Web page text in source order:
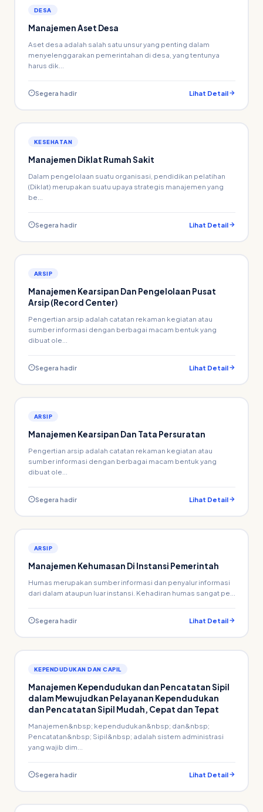
DESA
Manajemen Aset Desa
Aset desa adalah salah satu unsur yang penting dalam
menyelenggarakan pemerintahan di desa, yang tentunya
harus dik...
Segera hadir Lihat Detail
KESEHATAN
Manajemen Diklat Rumah Sakit
Dalam pengelolaan suatu organisasi, pendidikan pelatihan
(Diklat) merupakan suatu upaya strategis manajemen yang
be...
Segera hadir Lihat Detail
ARSIP
Manajemen Kearsipan Dan Pengelolaan Pusat
Arsip (Record Center)
Pengertian arsip adalah catatan rekaman kegiatan atau
sumber informasi dengan berbagai macam bentuk yang
dibuat ole...
Segera hadir Lihat Detail
ARSIP
Manajemen Kearsipan Dan Tata Persuratan
Pengertian arsip adalah catatan rekaman kegiatan atau
sumber informasi dengan berbagai macam bentuk yang
dibuat ole...
Segera hadir Lihat Detail
ARSIP
Manajemen Kehumasan Di Instansi Pemerintah
Humas merupakan sumber informasi dan penyalur informasi
dari dalam ataupun luar instansi. Kehadiran humas sangat pe...
Segera hadir Lihat Detail
KEPENDUDUKAN DAN CAPIL
Manajemen Kependudukan dan Pencatatan Sipil
dalam Mewujudkan Pelayanan Kependudukan
dan Pencatatan Sipil Mudah, Cepat dan Tepat
Manajemen&nbsp; kependudukan&nbsp; dan&nbsp;
Pencatatan&nbsp; Sipil&nbsp; adalah sistem administrasi
yang wajib dim...
Segera hadir Lihat Detail